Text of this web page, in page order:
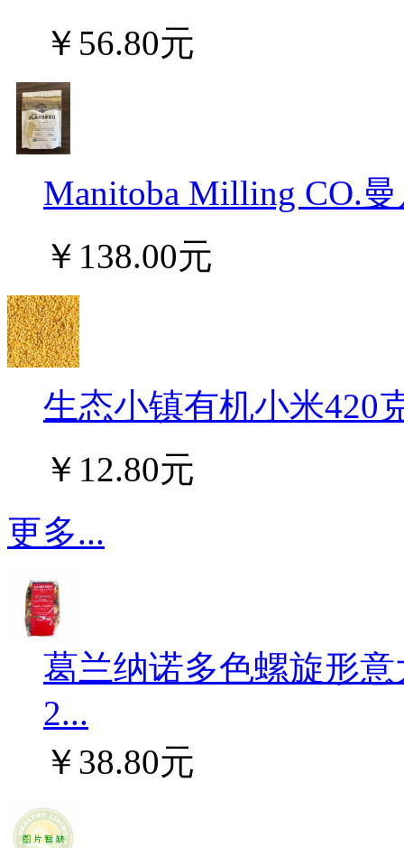
￥56.80元
Manitoba Milling CO.
￥138.00元
生态小镇有机小米420
￥12.80元
更多...
葛兰纳诺多色螺旋形
2...
￥38.80元